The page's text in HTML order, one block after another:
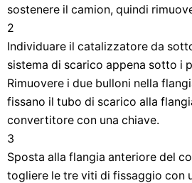
sostenere il camion, quindi
2
Individuare il catalizzatore da
sistema di scarico appena sotto i
Rimuovere i due bulloni nella
fissano il tubo di scarico alla
convertitore con una chiave.
3
Sposta alla flangia anteriore del
togliere le tre viti di fissaggio con